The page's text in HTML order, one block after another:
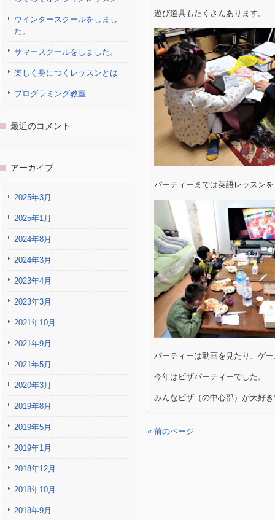
遊び道具もたくさんあります。
パーティーまでは英語レッスン
パーティーは動画を見たり、ゲ
今年はピザパーティーでした。
みんなピザ（の中心部）が大好
« 前のページ
ウインタースクールをしまし
た。
サマースクールをしました。
楽しく身につくレッスンとは
プログラミング教室
最近のコメント
アーカイブ
2025年3月
2025年1月
2024年8月
2024年3月
2023年4月
2023年3月
2021年10月
2021年9月
2021年5月
2020年3月
2019年8月
2019年5月
2019年1月
2018年12月
2018年10月
2018年9月